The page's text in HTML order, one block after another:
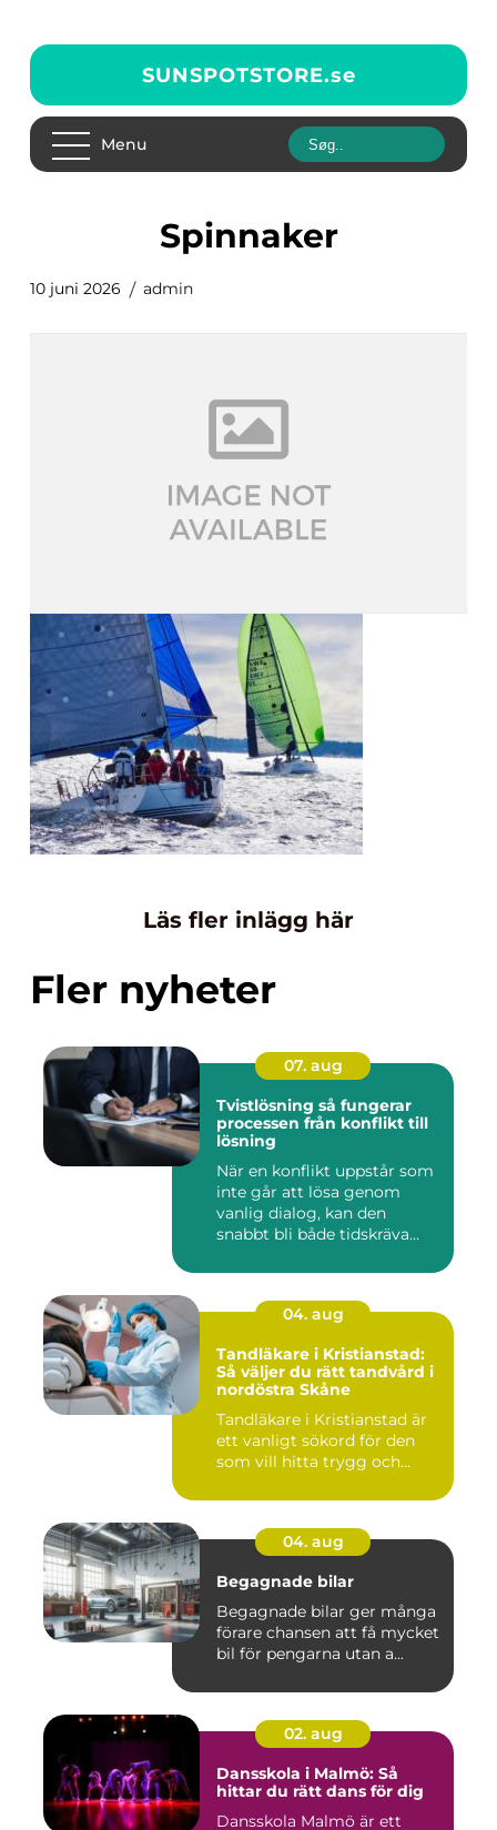
SUNSPOTSTORE.se
Menu
spinnaker
10 juni 2026 admin
Läs fler inlägg här
Fler nyheter
07. aug
Tvistlösning så fungerar
processen från konflikt till
lösning
När en konflikt uppstår som
inte går att lösa genom
vanlig dialog, kan den
snabbt bli både tidskräva...
04. aug
Tandläkare i Kristianstad:
Så väljer du rätt tandvård i
nordöstra Skåne
Tandläkare i Kristianstad är
ett vanligt sökord för den
som vill hitta trygg och...
04. aug
Begagnade bilar
Begagnade bilar ger många
förare chansen att få mycket
bil för pengarna utan a...
02. aug
Dansskola i Malmö: Så
hittar du rätt dans för dig
Dansskola Malmö är ett